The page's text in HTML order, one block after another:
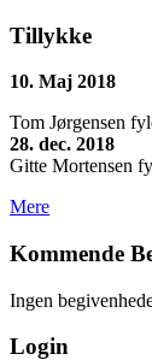
Tillykke
10. Maj 2018
Tom Jørgensen
28. dec. 2018
Gitte Mortensen
Mere
Kommende
Ingen
Login